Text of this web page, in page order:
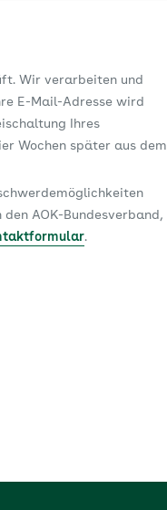
Wir verarbeiten und
E-Mail-Adresse wird
Ihres
Wochen später aus dem
den AOK-Bundesverband,
.